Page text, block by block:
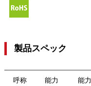
製品スペック
呼称
能力
能力